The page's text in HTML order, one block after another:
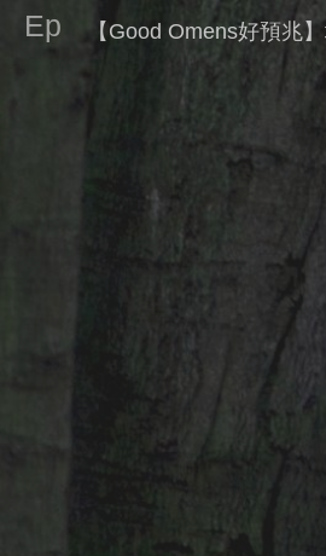
Ep 【Good Omens好預兆